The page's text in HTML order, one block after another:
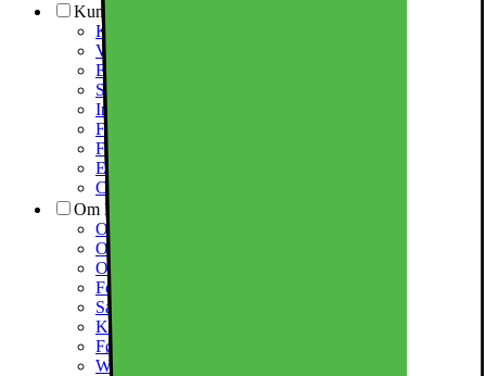
Kundeservice
Kundeservice
Varehuse / åbningstider
Elgigantens kundefordele
Services
Information om spam/phishing-emails og SMS
Fortrydelsesret
Fragt og levering
Elgigantens privatlivspolitik
Cookiepolitik
Om Elgiganten Erhverv
Om Elkjøp Nordic
Om Elgiganten
Om Elgiganten Erhverv
Forlæng elektronikkens levetid
Samfundsansvar
Karriere i Elgiganten
Fødevarestyrelsen smiley
Whistleblowing i organisationen